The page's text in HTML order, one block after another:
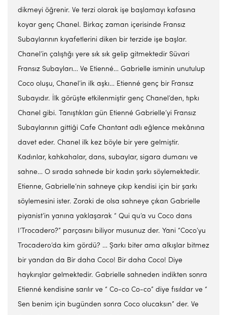
dikmeyi öğrenir. Ve terzi olarak işe başlamayı kafasına
koyar genç Chanel. Birkaç zaman içerisinde Fransız
Subaylarının kıyafetlerini diken bir terzide işe başlar.
Chanel’in çalıştığı yere sık sık gelip gitmektedir Süvari
Fransız Subayları… Ve Etienné… Gabrielle isminin unutulup
Coco oluşu, Chanel’in ilk aşkı… Etienné genç bir Fransız
Subayıdır. İlk görüşte etkilenmiştir genç Chanel’den, tıpkı
Chanel gibi. Tanıştıkları gün Etienné Gabrielle’yi Fransız
Subaylarının gittiği Cafe Chantant adlı eğlence mekânına
davet eder. Chanel ilk kez böyle bir yere gelmiştir.
Kadınlar, kahkahalar, dans, subaylar, sigara dumanı ve
sahne… O sırada sahnede bir kadın şarkı söylemektedir.
Etienne, Gabrielle’nin sahneye çıkıp kendisi için bir şarkı
söylemesini ister. Zoraki de olsa sahneye çıkan Gabrielle
piyanist’in yanına yaklaşarak “ Qui qu’a vu Coco dans
I’Trocadero?” parçasını biliyor musunuz der. Yani “Coco’yu
Trocadero’da kim gördü? … Şarkı biter ama alkışlar bitmez
bir yandan da Bir daha Coco! Bir daha Coco! Diye
haykırışlar gelmektedir. Gabrielle sahneden indikten sonra
Etienné kendisine sarılır ve “ Co-co Co-co” diye fısıldar ve “
Sen benim için bugünden sonra Coco olucaksın” der. Ve